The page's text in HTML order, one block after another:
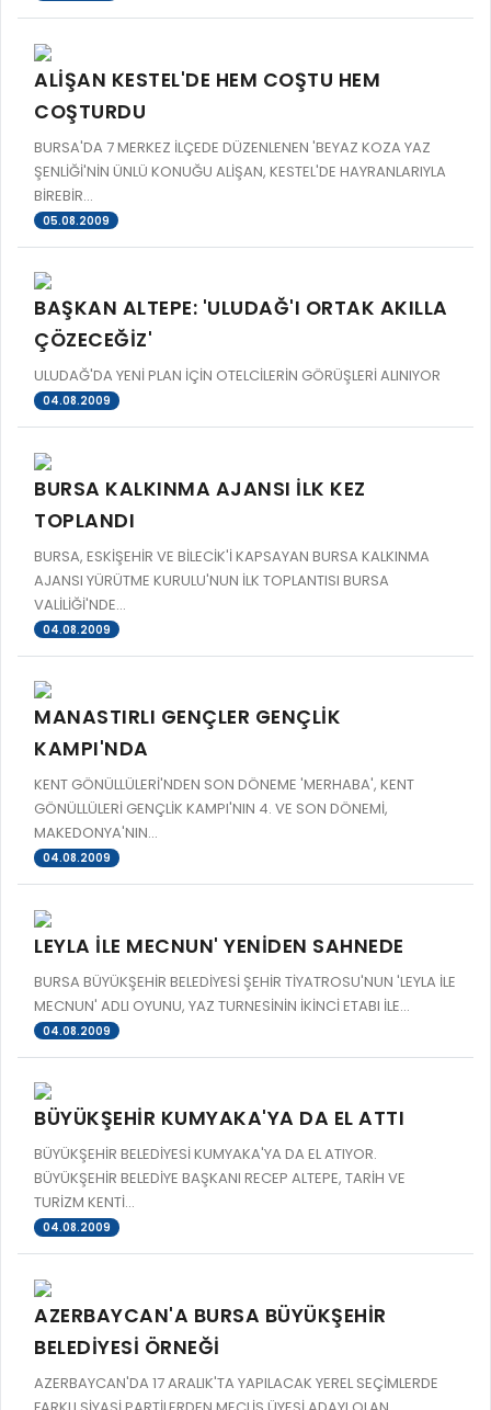
YAYIN / PLAN / RAPOR
STRATEJİK PLANLAR
PERFORMANS PROGRAMI
BÜTÇE
FAALİYET RAPORLARI
KESİN HESAPLAR
İMAR PLANI DEĞİŞİKLİKLERİ
UKOME TOPLANTILARI
FOTOĞRAF GALERİSİ
BURSA GÜNLÜĞÜ DERGİSİ
AYKOME KARARLARI
YÖNETİM SİSTEMLERİ
VİZYON & MİSYON
POLİTİKALARIMIZ
KALITE BELGELERIMIZ
KVKK AYDINLATMA METNI
YÖNETMELIKLER / YÖNERGELER
KAMU HİZMET STANDARTLARI (KAHİS)
ÜCRETSİZ WİFİ NOKTALARI
İTFAİYE RAPORU
ONLİNE KATI ATIK BAŞVURUSU
BADEM KAYIT
İHALE İLANLARI
DOĞRUDAN TEMİN İLANLARI
EVRAK TAKİBİ
MEZARLIK BİLGİ SİSTEMİ
GENEL EVRAK KAYIT
LOKMA DAĞITIM İZNİ BAŞVURUSU
WEB - MOBIL UYGULAMALARIMIZ
KURUM İÇİ UYGULAMALAR
E-DEVLET KAPISI
NÖBETÇİ ECZANELER
HAL FİYATLARI
SANAL TURLAR
KURUMLAR
RUHSATLI HAFRİYAT ALANLARI
ŞİKAYET TAKİBİ (KURUMLAR)
MÜHENDİS, MİMAR VE SÜRVEYAN KAYITLARI (İLÇE
VEFAT KAYDI GİRİŞİ (İLÇE BELEDİYELER)
YER SEÇİM BELGESİ, MOBİL VE SAHA DOLABI BAŞVURULARI
GÜNLÜK KAZI ÇALIŞMALARI
TARIMSAL AMAÇLI METEOROLOJİ İSTASYON VERİLERİ
ALİŞAN KESTEL'DE HEM COŞTU HEM
COŞTURDU
BURSA'DA 7 MERKEZ İLÇEDE DÜZENLENEN 'BEYAZ KOZA YAZ
ŞENLİĞİ'NİN ÜNLÜ KONUĞU ALİŞAN, KESTEL'DE HAYRANLARIYLA
BİREBİR...
05.08.2009
BAŞKAN ALTEPE: 'ULUDAĞ'I ORTAK AKILLA
ÇÖZECEĞİZ'
ULUDAĞ'DA YENİ PLAN İÇİN OTELCİLERİN GÖRÜŞLERİ ALINIYOR
04.08.2009
BURSA KALKINMA AJANSI İLK KEZ
TOPLANDI
BURSA, ESKİŞEHİR VE BİLECİK'İ KAPSAYAN BURSA KALKINMA
AJANSI YÜRÜTME KURULU'NUN İLK TOPLANTISI BURSA
VALİLİĞİ'NDE...
04.08.2009
MANASTIRLI GENÇLER GENÇLİK
KAMPI'NDA
KENT GÖNÜLLÜLERİ'NDEN SON DÖNEME 'MERHABA', KENT
GÖNÜLLÜLERİ GENÇLİK KAMPI'NIN 4. VE SON DÖNEMİ,
MAKEDONYA'NIN...
04.08.2009
LEYLA İLE MECNUN' YENİDEN SAHNEDE
BURSA BÜYÜKŞEHİR BELEDİYESİ ŞEHİR TİYATROSU'NUN 'LEYLA İLE
MECNUN' ADLI OYUNU, YAZ TURNESİNİN İKİNCİ ETABI İLE...
04.08.2009
BÜYÜKŞEHİR KUMYAKA'YA DA EL ATTI
BÜYÜKŞEHİR BELEDİYESİ KUMYAKA'YA DA EL ATIYOR.
BÜYÜKŞEHİR BELEDİYE BAŞKANI RECEP ALTEPE, TARİH VE
TURİZM KENTİ...
04.08.2009
AZERBAYCAN'A BURSA BÜYÜKŞEHİR
BELEDİYESİ ÖRNEĞİ
AZERBAYCAN'DA 17 ARALIK'TA YAPILACAK YEREL SEÇİMLERDE